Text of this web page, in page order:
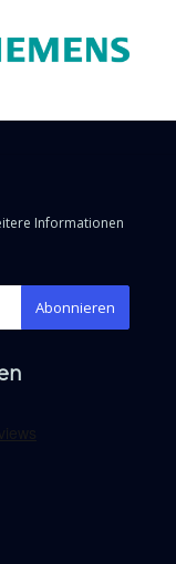
Informationen
Abonnieren